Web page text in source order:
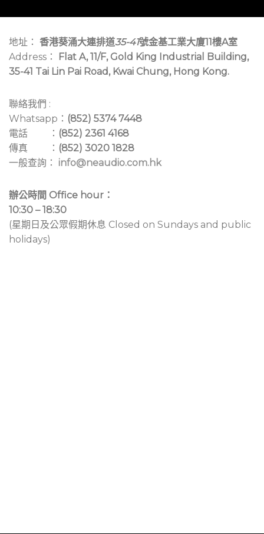
地址： 香港葵涌大連排道35-41號金基工業大廈11樓A室
Address：
Flat A, 11/F, Gold King Industrial Building,
35-41 Tai Lin Pai Road, Kwai Chung, Hong Kong.
聯絡我們 :
Whatsapp： (852) 5374 7448
電話 ： (852) 2361 4168
傳真 ： (852) 3020 1828
一般查詢： info@neaudio.com.hk
辦公時間 Office hour：
10:30 – 18:30
(星期日及公眾假期休息 Closed on Sundays and public
holidays)